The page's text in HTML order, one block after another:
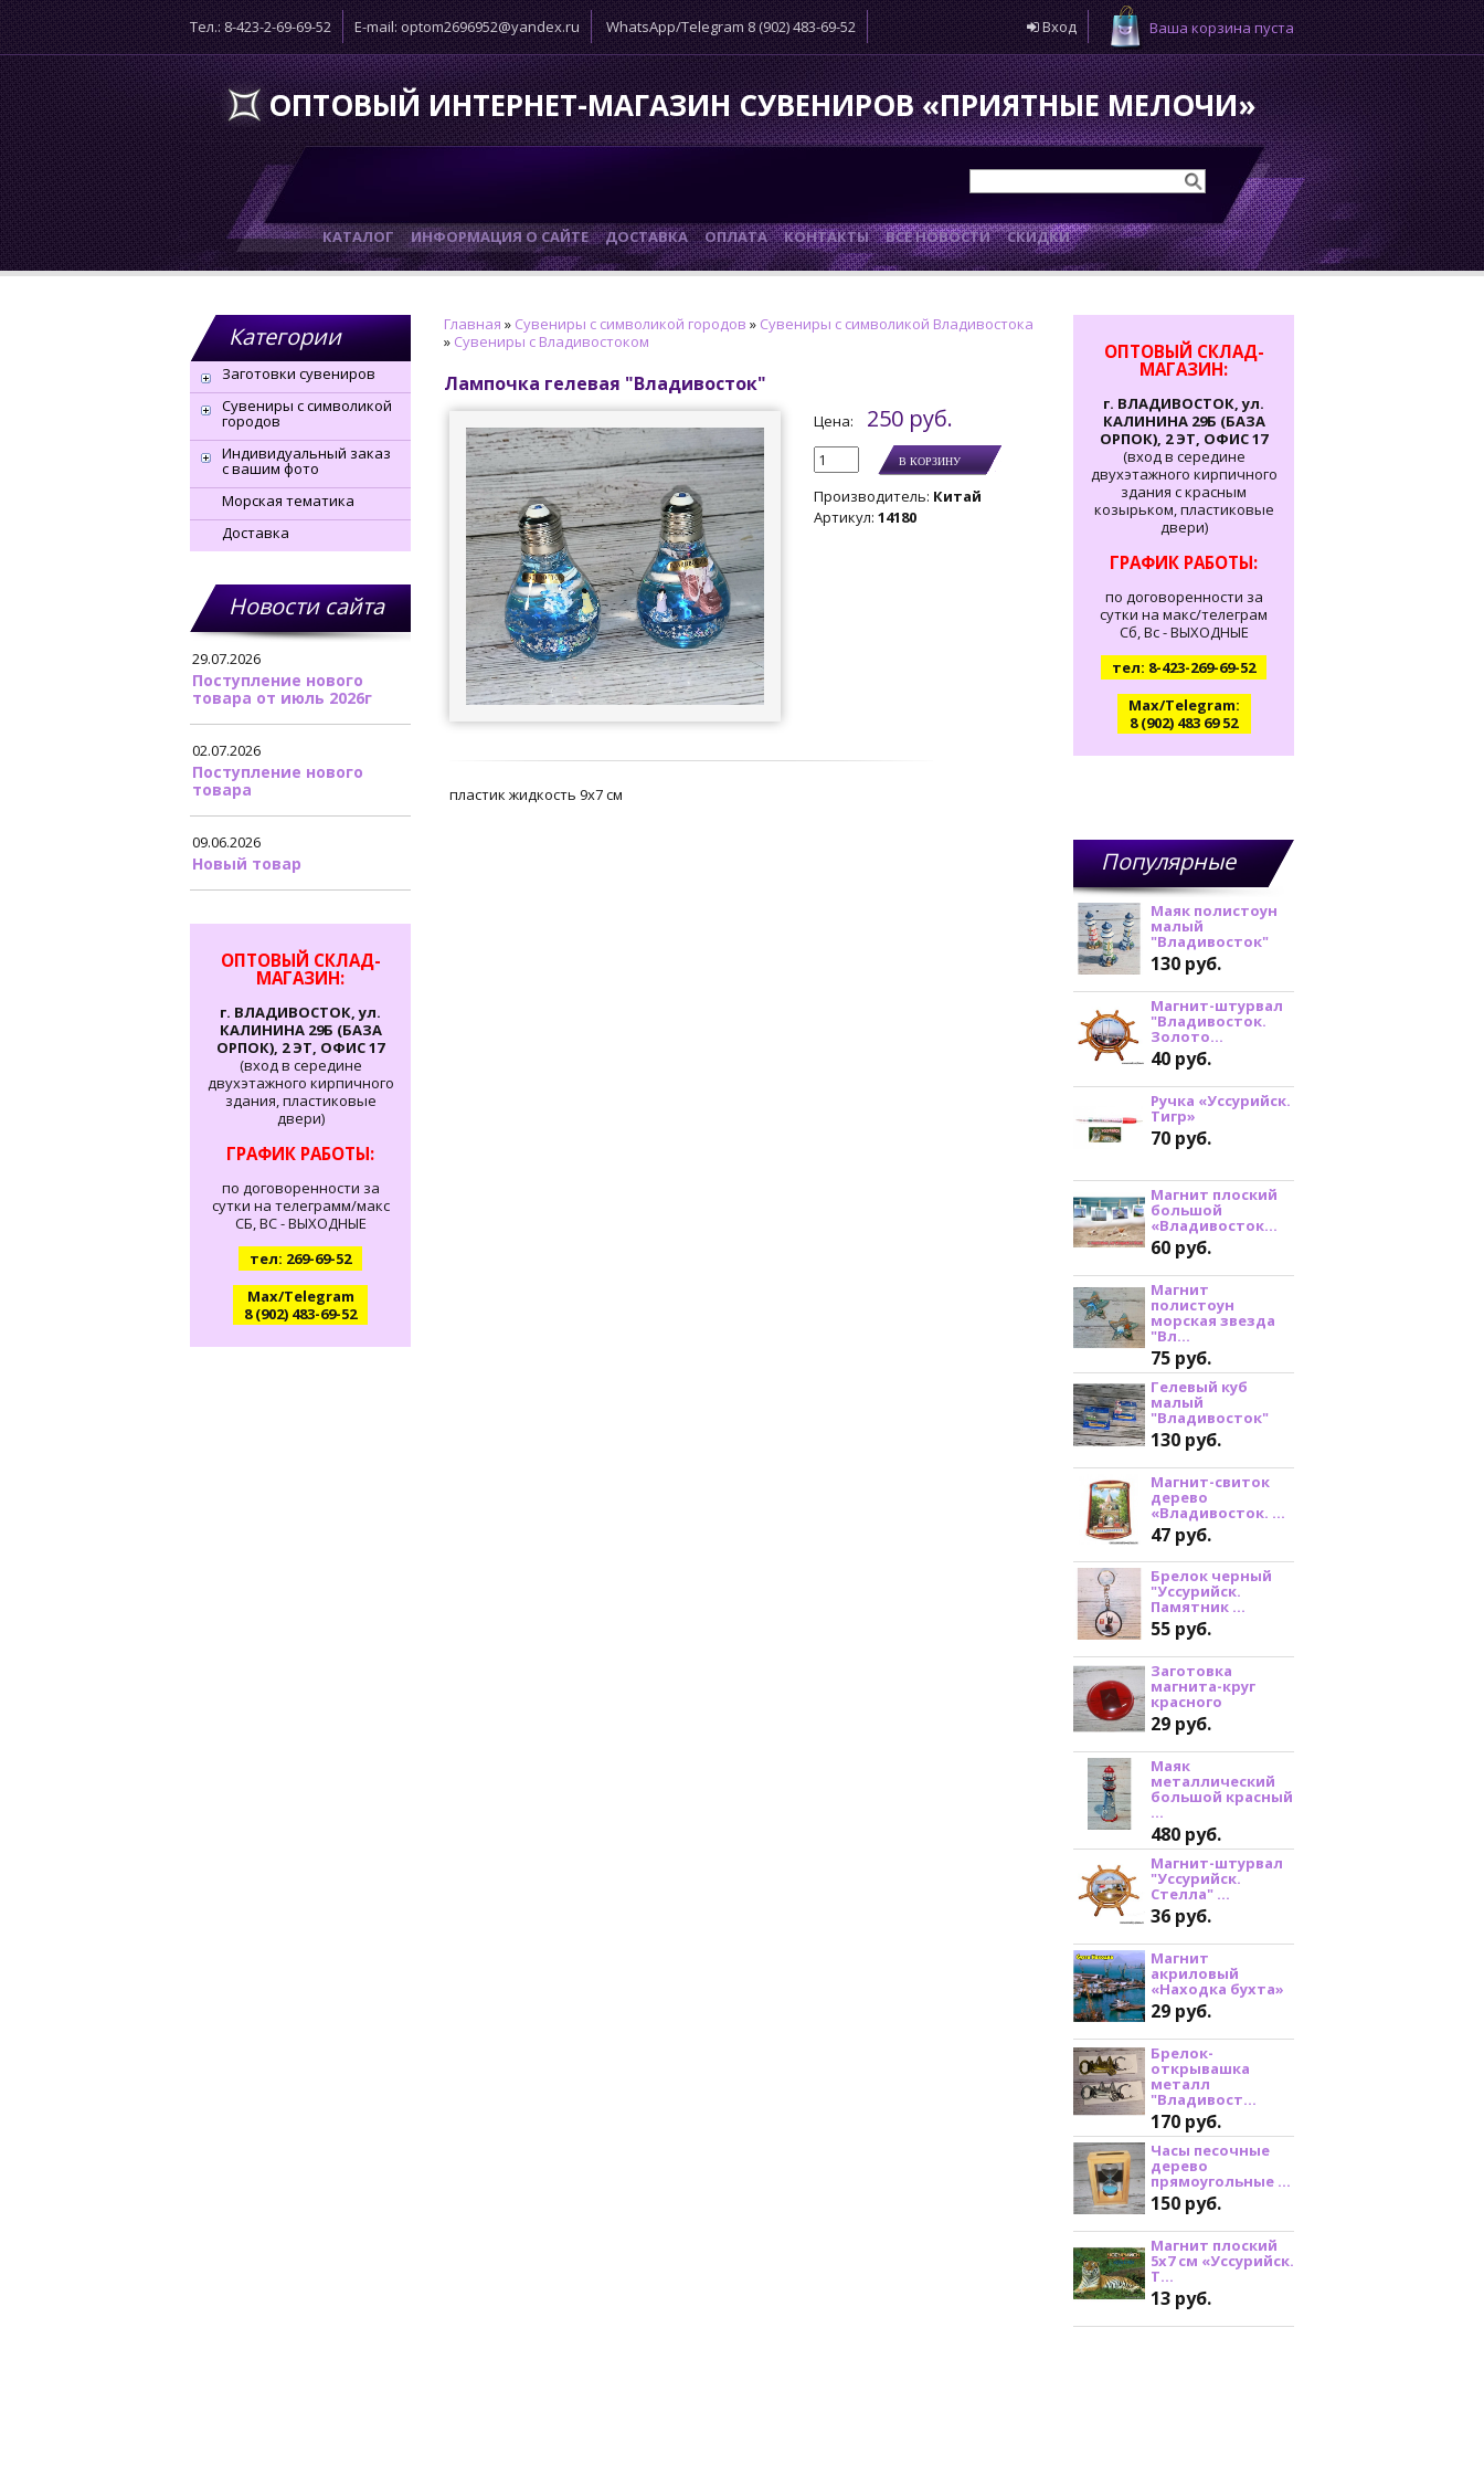
Тел.: 8-423-2-69-69-52 E-mail: optom2696952@yandex.ru WhatsApp/Telegram 8 (902) 483-69-52 Ваша корзина пуста
Вход
ОПТОВЫЙ ИНТЕРНЕТ-МАГАЗИН СУВЕНИРОВ «ПРИЯТНЫЕ МЕЛОЧИ»
КАТАЛОГ ИНФОРМАЦИЯ О САЙТЕ ДОСТАВКА ОПЛАТА КОНТАКТЫ ВСЕ НОВОСТИ СКИДКИ
Категории
Заготовки сувениров
Сувениры с символикой
городов
Индивидуальный заказ
с вашим фото
Морская тематика
Доставка
Новости сайта
29.07.2026
Поступление нового
товара от июль 2026г
02.07.2026
Поступление нового
товара
09.06.2026
Новый товар
ОПТОВЫЙ СКЛАД-
МАГАЗИН:
г. ВЛАДИВОСТОК, ул.
КАЛИНИНА 29Б (БАЗА
ОРПОК), 2 ЭТ, ОФИС 17
(вход в середине
двухэтажного кирпичного
здания, пластиковые
двери)
ГРАФИК РАБОТЫ:
по договоренности за
сутки на телеграмм/макс
СБ, ВС - ВЫХОДНЫЕ
тел: 269-69-52
Max/Telegram
8 (902) 483-69-52
Главная » Сувениры с символикой городов » Сувениры с символикой Владивостока
» Сувениры с Владивостоком
Лампочка гелевая "Владивосток"
Цена: 250 руб.
Производитель: Китай
Артикул: 14180
пластик жидкость 9х7 см
ОПТОВЫЙ СКЛАД-
МАГАЗИН:
г. ВЛАДИВОСТОК, ул.
КАЛИНИНА 29Б (БАЗА
ОРПОК), 2 ЭТ, ОФИС 17
(вход в середине
двухэтажного кирпичного
здания с красным
козырьком, пластиковые
двери)
ГРАФИК РАБОТЫ:
по договоренности за
сутки на макс/телеграм
Сб, Вс - ВЫХОДНЫЕ
тел: 8-423-269-69-52
Max/Telegram:
8 (902) 483 69 52
Популярные
товарыМаяк полистоун
малый
"Владивосток"
130 руб.
Магнит-штурвал
"Владивосток.
Золото...
40 руб.
Ручка «Уссурийск.
Тигр»
70 руб.
Магнит плоский
большой
«Владивосток...
60 руб.
Магнит
полистоун
морская звезда
"Вл...
75 руб.
Гелевый куб
малый
"Владивосток"
130 руб.
Магнит-свиток
дерево
«Владивосток. ...
47 руб.
Брелок черный
"Уссурийск.
Памятник ...
55 руб.
Заготовка
магнита-круг
красного
29 руб.
Маяк
металлический
большой красный
...
480 руб.
Магнит-штурвал
"Уссурийск.
Стелла" ...
36 руб.
Магнит
акриловый
«Находка бухта»
29 руб.
Брелок-
открывашка
металл
"Владивост...
170 руб.
Часы песочные
дерево
прямоугольные ...
150 руб.
Магнит плоский
5х7 см «Уссурийск.
Т...
13 руб.